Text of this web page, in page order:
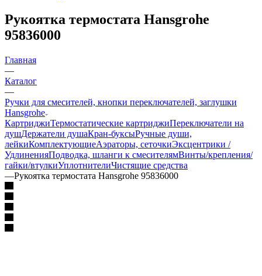
Рукоятка термостата Hansgrohe
95836000
Главная
—
Каталог
—
Ручки для смесителей, кнопки переключателей, заглушки
Hansgrohe
КартриджиТермостатические картриджиПереключатели на
душДержатели душаКран-буксыРучные души,
лейкиКомплектующиеАэраторы, сеточкиЭксцентрики /
УдлиненияПодводка, шланги к смесителямВинты/крепления/
гайки/втулкиУплотнителиЧистящие средства
—Рукоятка термостата Hansgrohe 95836000